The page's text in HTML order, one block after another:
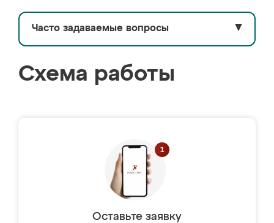
Часто задаваемые вопросы ▼
Схема работы
Оставьте заявку